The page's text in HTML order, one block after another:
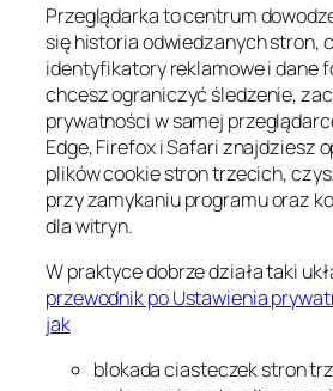
Przeglądarka to centrum
się historia odwiedzanych stron,
identyfikatory reklamowe i dane
chcesz ograniczyć śledzenie,
prywatności w samej
Edge, Firefox i Safari znajdziesz
plików cookie stron trzecich,
przy zamykaniu programu oraz
dla witryn.
W praktyce dobrze działa taki
przewodnik po Ustawienia
jak
blokada ciasteczek stron